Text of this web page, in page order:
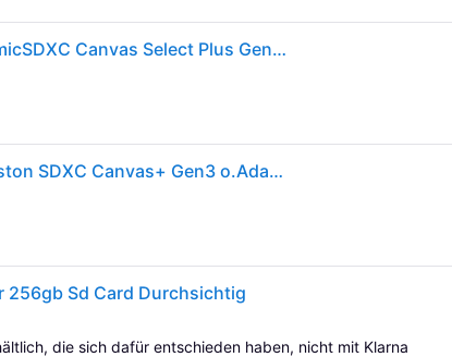
Kingston Technology 256GB micSDXC Canvas Select Plus Gen3 150R A1 (Ohne SD-Adapter)
SD MicroSD Card 256GB Kingston SDXC Canvas+ Gen3 o.Adapter retail (SDCS3/256GBSP)
256gb Sd Card Durchsichtig
die sich dafür entschieden haben, nicht mit Klarna